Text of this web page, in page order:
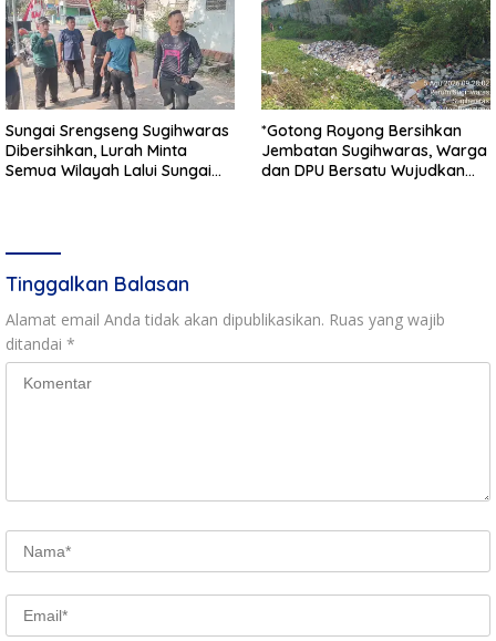
Sungai Srengseng Sugihwaras
Dibersihkan, Lurah Minta
Semua Wilayah Lalui Sungai
*Gotong Royong Bersihkan
Jembatan Sugihwaras, Warga
dan DPU Bersatu Wujudkan
Tinggalkan Balasan
Alamat email Anda tidak akan dipublikasikan. Ruas yang wajib
ditandai *